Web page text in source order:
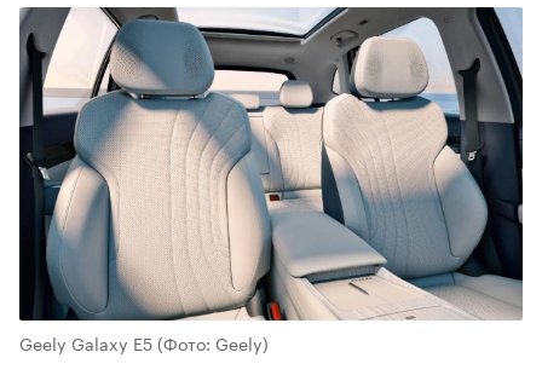
Geely Galaxy E5(Фото: Geely)